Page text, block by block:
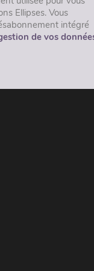
Ellipses. Vous
intégré
de vos